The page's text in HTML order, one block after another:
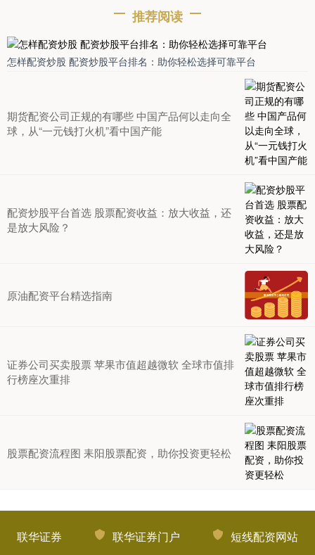
推荐阅读
怎样配资炒股 配资炒股平台排名：助你轻松选择可靠平台
期货配资公司正规的有哪些 中国产品何以走向全
球，从“一元钱打火机”看中国产能
配资炒股平台首选 股票配资收益：放大收益，还
是放大风险？
原油配资平台精选指南
证券公司买卖股票 苹果市值超越微软 全球市值排
行榜座次重排
股票配资流程图 耒阳股票配资，助你投资更轻松
联华证券 联华证券门户 短线配资网站